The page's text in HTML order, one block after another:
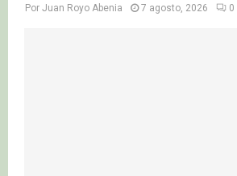
Por Juan Royo Abenia 7 agosto, 2026 0